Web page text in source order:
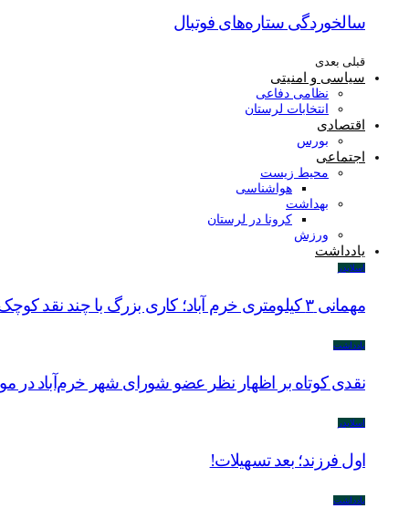
سالخوردگی ستاره‌های فوتبال
قبلی بعدی
سیاسی و امنیتی
نظامی دفاعی
انتخابات لرستان
اقتصادی
بورس
اجتماعی
محیط زیست
هواشناسی
بهداشت
کرونا در لرستان
ورزش
یادداشت
اسلایدر
مهمانی ۳ کیلومتری خرم آباد؛ کاری بزرگ با چند نقد کوچک
یادداشت
نقدی کوتاه بر اظهار نظر عضو شورای شهر خرم‌آباد در
اسلایدر
اول فرزند؛ بعد تسهیلات!
یادداشت